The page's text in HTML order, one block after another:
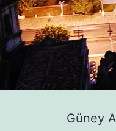
Güney